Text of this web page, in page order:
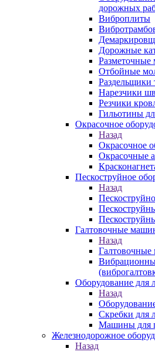
дорожных
Виброплиты
Дорожные
Отбойные
Раздельщики
Нарезчики
Резчики
Гильотины
Окрасочное
Назад
Окрасочное
Окрасочные
Пескоструйное
Назад
Галтовочные
Назад
Оборудование для
Назад
Скребки для
Машины для
Железнодорожное
Назад